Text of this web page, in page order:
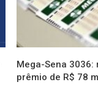
Mega-Sena 3036:
prêmio de R$ 78